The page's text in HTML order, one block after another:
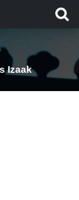
Izaak